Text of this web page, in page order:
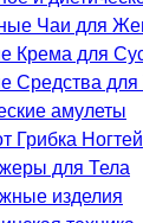
Чаи для
Крема для
Средства
амулеты
Грибка Ногтей
для Тела
изделия